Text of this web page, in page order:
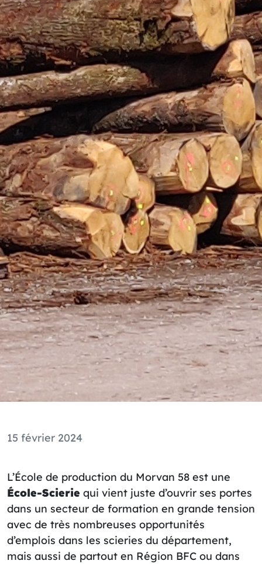
15 février 2024
L’École de production du Morvan 58 est une
École-Scierie qui vient juste d’ouvrir ses portes
dans un secteur de formation en grande tension
avec de très nombreuses opportunités
d’emplois dans les scieries du département,
mais aussi de partout en Région BFC ou dans